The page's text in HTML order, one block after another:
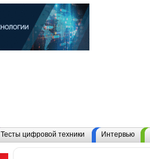
Тесты цифровой техники Интервью